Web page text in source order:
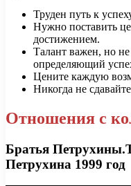
Труден путь к
Нужно поставить
достижением.
Талант важен, но
определяющий
Цените каждую
Никогда не
Отношения с
Братья
Петрухина 1999 год